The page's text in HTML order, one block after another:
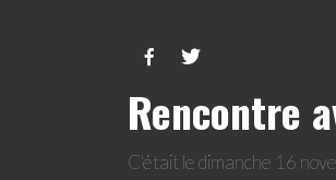
 
Rencontre
C'était le dimanche 16